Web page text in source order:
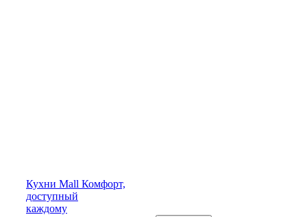
Кухни Mall Комфорт,
доступный
каждому